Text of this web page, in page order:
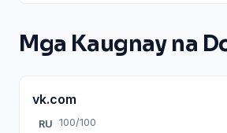
Mga Kaugnay na
vk.com
RU 100/100